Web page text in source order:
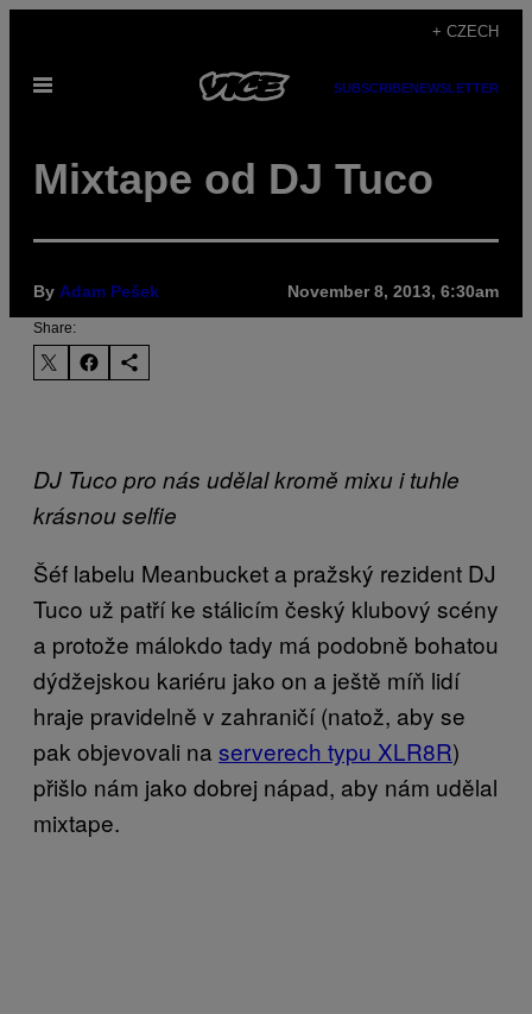
content
+ CZECH
Open
SUBSCRIBENEWSLETTER
Mixtape od DJ Tuco
By Adam Pešek November 8, 2013, 6:30am
Share:
DJ Tuco pro nás udělal kromě mixu i tuhle
krásnou selfie
Šéf labelu Meanbucket a pražský rezident DJ
Tuco už patří ke stálicím český klubový scény
a protože málokdo tady má podobně bohatou
dýdžejskou kariéru jako on a ještě míň lidí
hraje pravidelně v zahraničí (natož, aby se
pak objevovali na serverech typu XLR8R)
přišlo nám jako dobrej nápad, aby nám udělal
mixtape.